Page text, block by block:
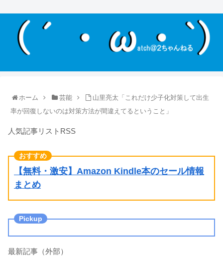
ホーム 芸能
山里亮太「これだけ少子化対策して出生
率が回復しないのは対策方法が間違えてるということ」
人気記事リストRSS
【無料・激安】Amazon Kindle本のセール情報
まとめ
最新記事（外部）